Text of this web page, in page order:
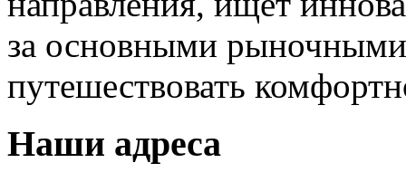
за основными
путешествовать
Наши адреса